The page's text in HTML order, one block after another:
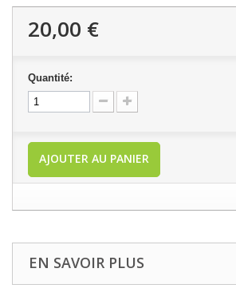
20,00 €
Quantité:
AJOUTER AU PANIER
EN SAVOIR PLUS